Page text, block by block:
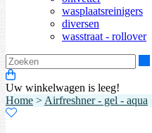
wasplaatsreinigers
diversen
wasstraat - rollover
Uw winkelwagen is leeg!
Home > Airfreshner - gel - aqua